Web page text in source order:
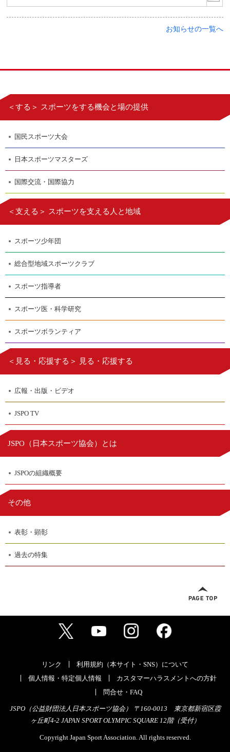
お知らせの一覧へ
＜する＞ スポーツをする機会と場の提供
国民スポーツ大会
日本スポーツマスターズ
国際交流・国際協力
＜支える＞ スポーツを支える人と地域
スポーツ少年団
総合型地域スポーツクラブ
スポーツ指導者
スポーツ医・科学研究
スポーツボランティア
＜見る・応援する＞ 見る・応援する
広報・出版・ビデオ
JSPO TV
JSPO（ 日本スポーツ協会）とは
JSPOの組織概要
その他
表彰・顕彰
過去の特集
リンク
利用規約（本サイト・SNS）について
個人情報・特定個人情報
カスタマーハラスメントへの方針
問合せ・FAQ
JSPO（公益財団法人日本スポーツ協会） 〒160-0013 東京都新宿区霞
ヶ丘町4-2 JAPAN SPORT OLYMPIC SQUARE 12階（受付）
Copyright Japan Sport Association. All rights reserved.